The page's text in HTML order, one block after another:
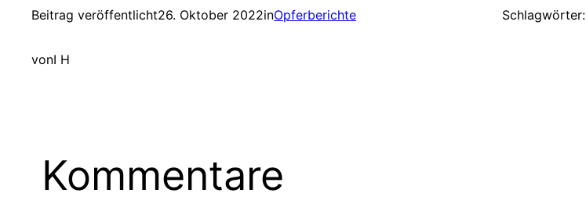
Beitrag veröffentlicht26. Oktober 2022inOpferberichte
vonI H
Schlagwörter:
Kommentare